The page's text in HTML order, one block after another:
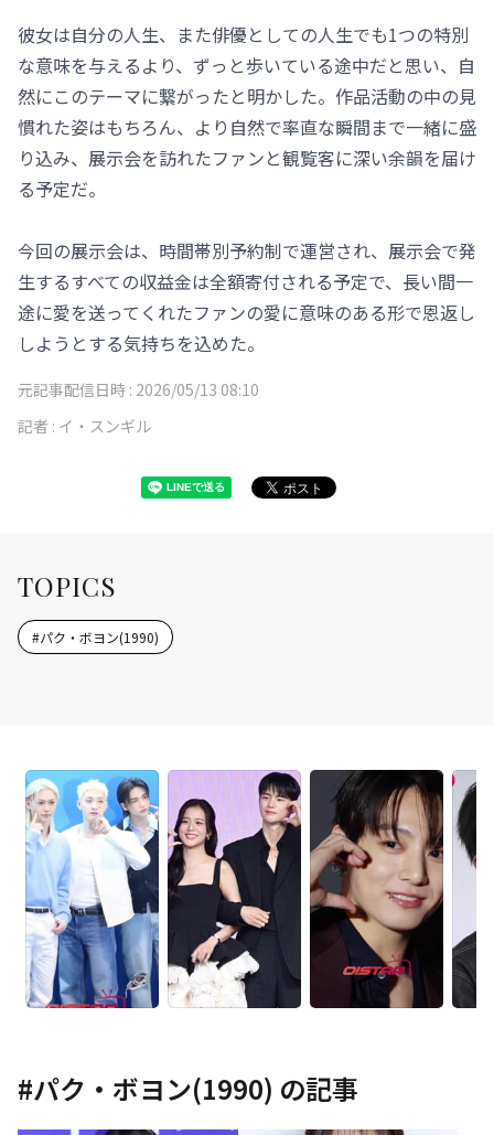
彼女は自分の人生、また俳優としての人生でも1つの特別
な意味を与えるより、ずっと歩いている途中だと思い、自
然にこのテーマに繋がったと明かした。作品活動の中の見
慣れた姿はもちろん、より自然で率直な瞬間まで一緒に盛
り込み、展示会を訪れたファンと観覧客に深い余韻を届け
る予定だ。
今回の展示会は、時間帯別予約制で運営され、展示会で発
生するすべての収益金は全額寄付される予定で、長い間一
途に愛を送ってくれたファンの愛に意味のある形で恩返し
しようとする気持ちを込めた。
元記事配信日時 : 2026/05/13 08:10
記者 : イ・スンギル
TOPICS
#パク・ボヨン(1990)
#パク・ボヨン(1990) の記事